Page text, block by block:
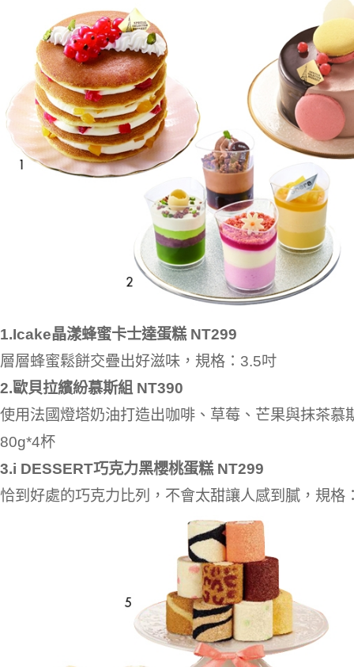
1.Icake晶漾蜂蜜卡士達蛋糕 NT299
層層蜂蜜鬆餅交疊出好滋味，規格：3.5吋
2.歐貝拉繽紛慕斯組 NT390
使用法國燈塔奶油打造出咖啡、草莓、芒果與抹茶慕
80g*4杯
3.i DESSERT巧克力黑櫻桃蛋糕 NT299
恰到好處的巧克力比列，不會太甜讓人感到膩，規格